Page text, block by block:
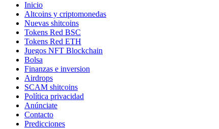
Inicio
Altcoins y criptomonedas
Nuevas shitcoins
Tokens Red BSC
Tokens Red ETH
Juegos NFT Blockchain
Bolsa
Finanzas e inversion
Airdrops
SCAM shitcoins
Política privacidad
Anúnciate
Contacto
Predicciones